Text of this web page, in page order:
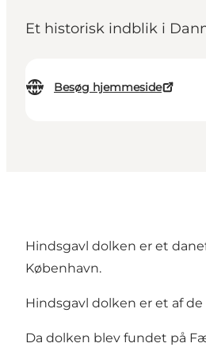
Et historisk indblik i
Besøg hjemmeside
Hindsgavl dolken er et
København.
Hindsgavl dolken er et af
Da dolken blev fundet på